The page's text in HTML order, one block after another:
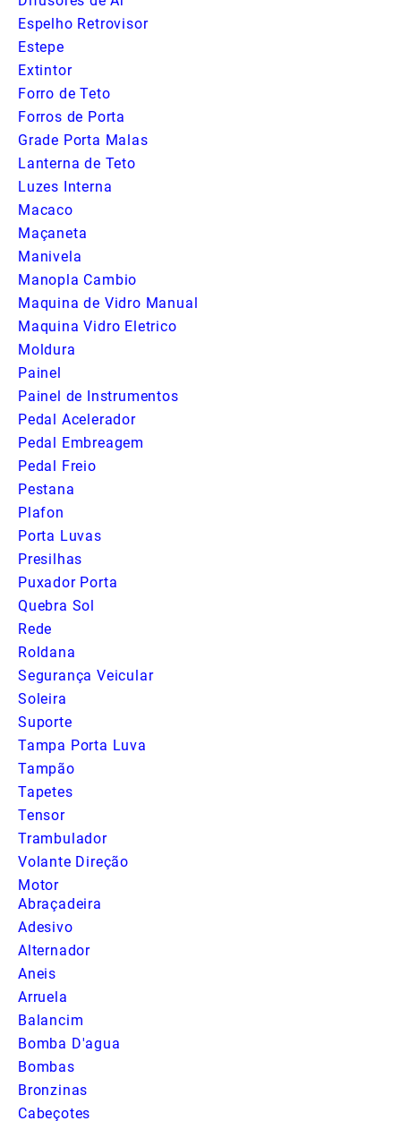
Espelho Retrovisor
Estepe
Extintor
Forro de Teto
Forros de Porta
Grade Porta Malas
Lanterna de Teto
Luzes Interna
Macaco
Maçaneta
Manivela
Manopla Cambio
Maquina de Vidro Manual
Maquina Vidro Eletrico
Moldura
Painel
Painel de Instrumentos
Pedal Acelerador
Pedal Embreagem
Pedal Freio
Pestana
Plafon
Porta Luvas
Presilhas
Puxador Porta
Quebra Sol
Rede
Roldana
Segurança Veicular
Soleira
Suporte
Tampa Porta Luva
Tampão
Tapetes
Tensor
Trambulador
Volante Direção
Motor
Abraçadeira
Adesivo
Alternador
Aneis
Arruela
Balancim
Bomba D'agua
Bombas
Bronzinas
Cabeçotes